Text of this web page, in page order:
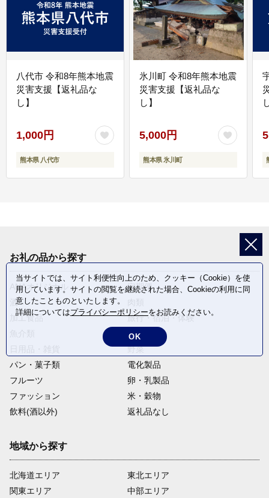
八代市 令和8年熊本地震
災害支援【返礼品な
し】
1,000円
熊本県 八代市
氷川町 令和8年熊本地震
災害支援【返礼品な
し】
5,000円
熊本県 氷川町
お礼の品から探す
ANAオリジナル
定期便
酒
加工食品
旅行・宿泊・体験
麺類
野菜
パン・菓子類
電化製品
フルーツ
卵・乳製品
ファッション
米・穀物
飲料(酒以外)
返礼品なし
地域から探す
北海道エリア
関東エリア
東北エリア
中部エリア
当サイトでは、サイト利便性向上のため、クッキー（Cookie）を使
用しています。サイトの閲覧を継続された場合、Cookieの利用に同
意したことものといたします。
詳細についてはプライバシーポリシーをお読みください。
OK